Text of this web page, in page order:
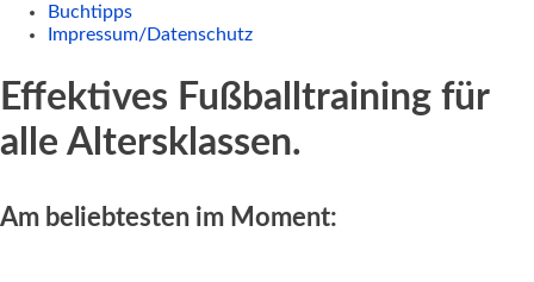
Buchtipps
Impressum/Datenschutz
Effektives Fußballtraining für
alle Altersklassen.
Am beliebtesten im Moment: